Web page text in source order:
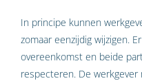
In principe kunnen
zomaar eenzijdig wijzigen.
overeenkomst en beide
respecteren. De